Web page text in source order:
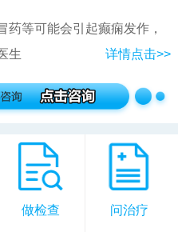
药等可能会引起癫痫发作，
生
详情点击>>
做检查 问治疗